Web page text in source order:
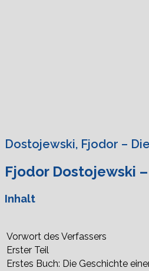
Dostojewski, Fjodor –
Fjodor Dostojewski
Inhalt
Vorwort des Verfassers
Erster Teil
Erstes Buch: Die Geschichte